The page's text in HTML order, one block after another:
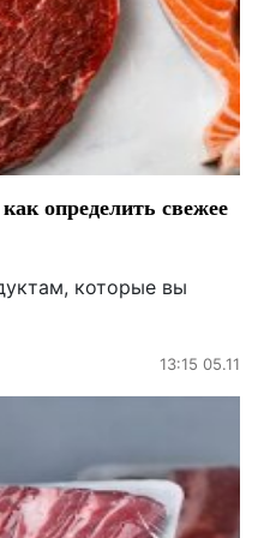
определить свежее
которые вы
13:15 05.11